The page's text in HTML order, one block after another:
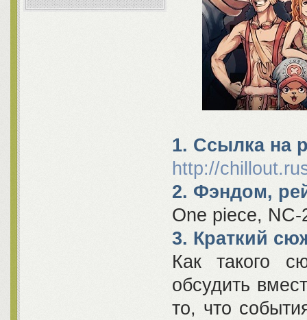
1. Ссылка на
http://
2. Фэндом,
One piece,
3. Краткий
Как такого
обсудить
то, что